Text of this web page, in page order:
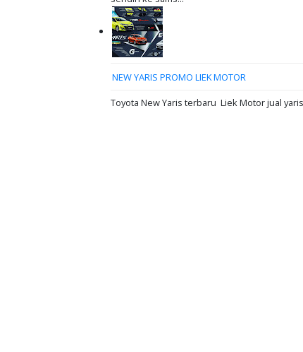
NEW YARIS PROMO LIEK MOTOR
Toyota New Yaris terbaru Liek Motor jual